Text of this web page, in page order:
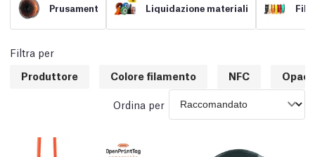
Prusament Liquidazione materiali
Filtra per
Produttore
Colore filamento NFC
Ordina per